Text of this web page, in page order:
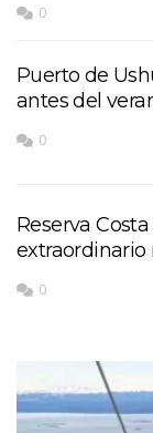
0
Puerto de
antes del
0
Reserva
extraordinario
0